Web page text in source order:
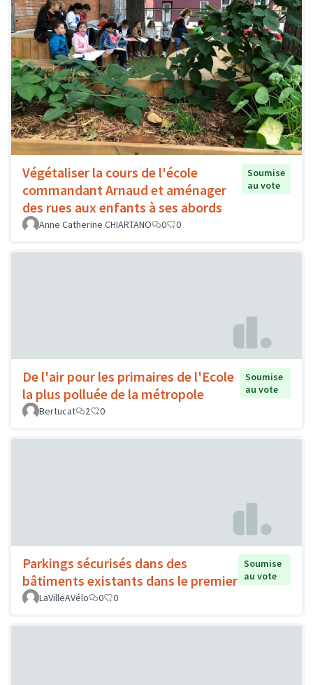
Végétaliser la cours de l'école
commandant Arnaud et aménager
des rues aux enfants à ses abords
Soumise
au vote
Anne Catherine CHIARTANO 0 0
De l'air pour les primaires de l'Ecole
la plus polluée de la métropole
Soumise
au vote
Bertucat
2 0
Parkings sécurisés dans des
bâtiments existants dans le premier
Soumise
au vote
LaVilleAVélo
0 0